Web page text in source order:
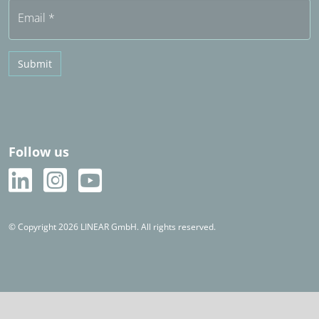
Email *
Submit
Follow us
© Copyright 2026 LINEAR GmbH. All rights reserved.